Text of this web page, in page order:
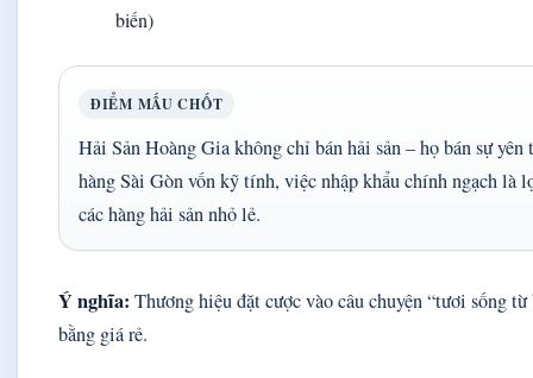
biến)
ĐIỂM MẤU CHỐT
Hải Sản Hoàng Gia không chỉ bán hải sản – họ bán sự
hàng Sài Gòn vốn kỹ tính, việc nhập khẩu chính ngạch là
các hàng hải sản nhỏ lẻ.
Ý nghĩa: Thương hiệu đặt cược vào câu chuyện “tươi sống
bằng giá rẻ.